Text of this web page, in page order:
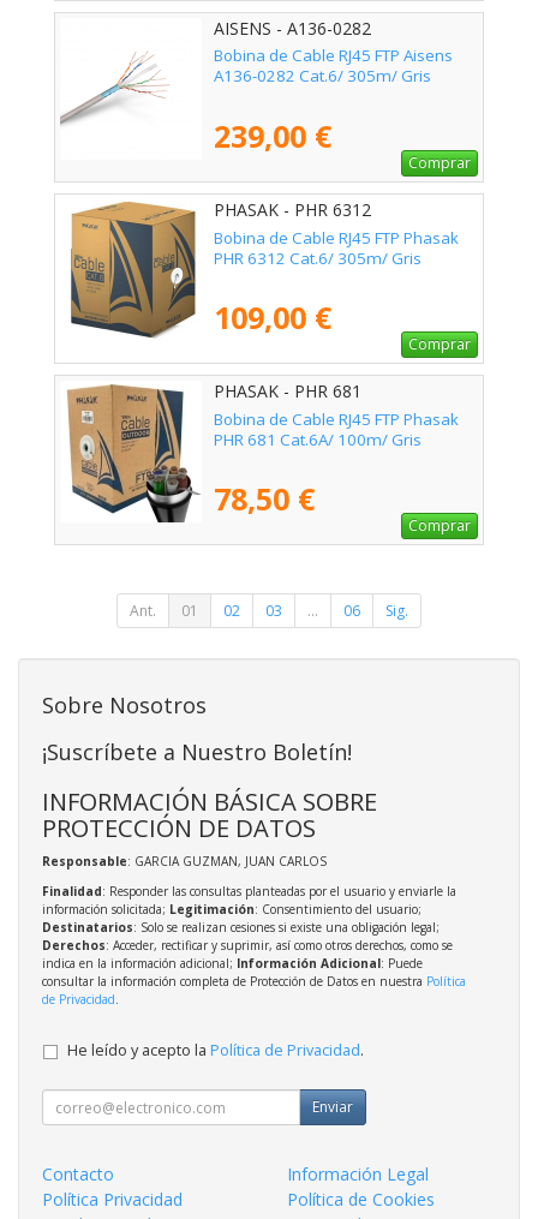
AISENS - A136-0282
Bobina de Cable RJ45 FTP Aisens
A136-0282 Cat.6/ 305m/ Gris
239,00 €
Comprar
PHASAK - PHR 6312
Bobina de Cable RJ45 FTP Phasak
PHR 6312 Cat.6/ 305m/ Gris
109,00 €
Comprar
PHASAK - PHR 681
Bobina de Cable RJ45 FTP Phasak
PHR 681 Cat.6A/ 100m/ Gris
78,50 €
Comprar
Ant. 01 02 03 ... 06 Sig.
Sobre Nosotros
¡Suscríbete a Nuestro Boletín!
INFORMACIÓN BÁSICA SOBRE
PROTECCIÓN DE DATOS
Responsable: GARCIA GUZMAN, JUAN CARLOS
Finalidad: Responder las consultas planteadas por el usuario y enviarle la
información solicitada; Legitimación: Consentimiento del usuario;
Destinatarios: Solo se realizan cesiones si existe una obligación legal;
Derechos: Acceder, rectificar y suprimir, así como otros derechos, como se
indica en la información adicional; Información Adicional: Puede
consultar la información completa de Protección de Datos en nuestra Política
de Privacidad.
He leído y acepto la Política de Privacidad.
Enviar
Contacto
Información Legal
Política Privacidad
Política de Cookies